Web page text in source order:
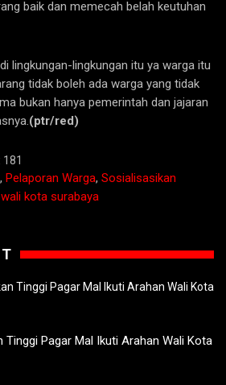
baik dan memecah belah keutuhan
lingkungan-lingkungan itu ya warga itu
tidak boleh ada warga yang tidak
bukan hanya pemerintah dan jajaran
(ptr/red)
181
, Pelaporan Warga, Sosialisasikan
wali kota surabaya
Tinggi Pagar Mal Ikuti Arahan Wali Kota